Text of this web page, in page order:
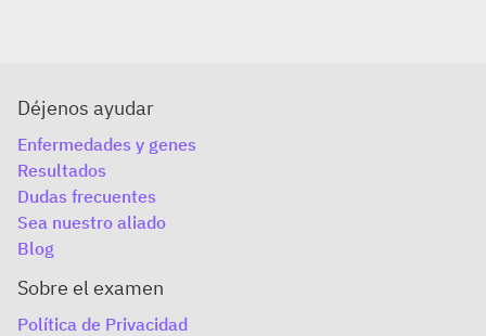
Déjenos ayudar
Enfermedades y genes
Resultados
Dudas frecuentes
Sea nuestro aliado
Blog
Sobre el examen
Política de Privacidad